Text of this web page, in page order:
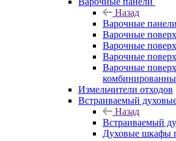
Назад
Варочные панели
Варочные
Варочные
Варочные
Варочные
Измельчители отходов
Встраиваемый
Назад
Встраиваемый
Духовые шкафы